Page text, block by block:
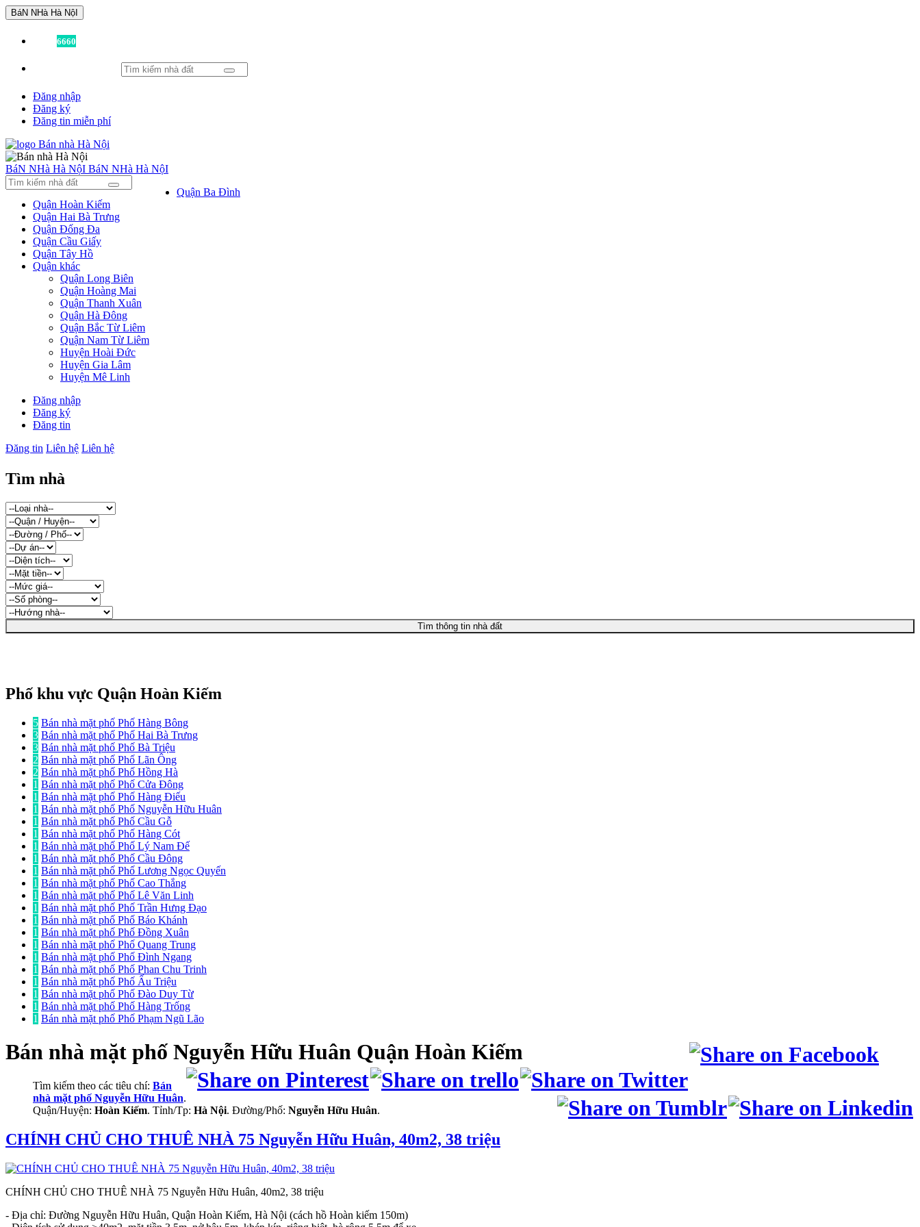
BáN NHà Hà NộI
6660
Đăng nhập
Đăng ký
Đăng tin miễn phí
BáN NHà Hà NộI BáN NHà Hà NộI
Quận Ba Đình
Quận Hoàn Kiếm
Quận Hai Bà Trưng
Quận Đống Đa
Quận Cầu Giấy
Quận Tây Hồ
Quận khác
Quận Long Biên
Quận Hoàng Mai
Quận Thanh Xuân
Quận Hà Đông
Quận Bắc Từ Liêm
Quận Nam Từ Liêm
Huyện Hoài Đức
Huyện Gia Lâm
Huyện Mê Linh
Đăng nhập
Đăng ký
Đăng tin
Đăng tin Liên hệ Liên hệ
Tìm nhà
Tìm thông tin nhà đất
Phố khu vực Quận Hoàn Kiếm
5 Bán nhà mặt phố Phố Hàng Bông
3 Bán nhà mặt phố Phố Hai Bà Trưng
3 Bán nhà mặt phố Phố Bà Triệu
2 Bán nhà mặt phố Phố Lãn Ông
2 Bán nhà mặt phố Phố Hồng Hà
1 Bán nhà mặt phố Phố Cửa Đông
1 Bán nhà mặt phố Phố Hàng Điếu
1 Bán nhà mặt phố Phố Nguyễn Hữu Huân
1 Bán nhà mặt phố Phố Cầu Gỗ
1 Bán nhà mặt phố Phố Hàng Cót
1 Bán nhà mặt phố Phố Lý Nam Đế
1 Bán nhà mặt phố Phố Cầu Đông
1 Bán nhà mặt phố Phố Lương Ngọc Quyến
1 Bán nhà mặt phố Phố Cao Thắng
1 Bán nhà mặt phố Phố Lê Văn Linh
1 Bán nhà mặt phố Phố Trần Hưng Đạo
1 Bán nhà mặt phố Phố Báo Khánh
1 Bán nhà mặt phố Phố Đồng Xuân
1 Bán nhà mặt phố Phố Quang Trung
1 Bán nhà mặt phố Phố Đình Ngang
1 Bán nhà mặt phố Phố Phan Chu Trinh
1 Bán nhà mặt phố Phố Ấu Triệu
1 Bán nhà mặt phố Phố Đào Duy Từ
1 Bán nhà mặt phố Phố Hàng Trống
1 Bán nhà mặt phố Phố Phạm Ngũ Lão
Bán nhà mặt phốNguyễn Hữu Huân Quận Hoàn Kiếm
Tìm kiếm theo các tiêu chí: Bán
nhà mặt phố Nguyễn Hữu Huân.
Quận/Huyện: Hoàn Kiếm. Tỉnh/Tp: Hà Nội. Đường/Phố: Nguyễn Hữu Huân.
CHÍNH CHỦ CHO THUÊ NHÀ 75 Nguyễn Hữu Huân, 40m2, 38 triệu
CHÍNH CHỦ CHO THUÊ NHÀ 75 Nguyễn Hữu Huân, 40m2, 38 triệu
- Địa chỉ: Đường Nguyễn Hữu Huân, Quận Hoàn Kiếm, Hà Nội (cách hồ Hoàn kiếm 150m)